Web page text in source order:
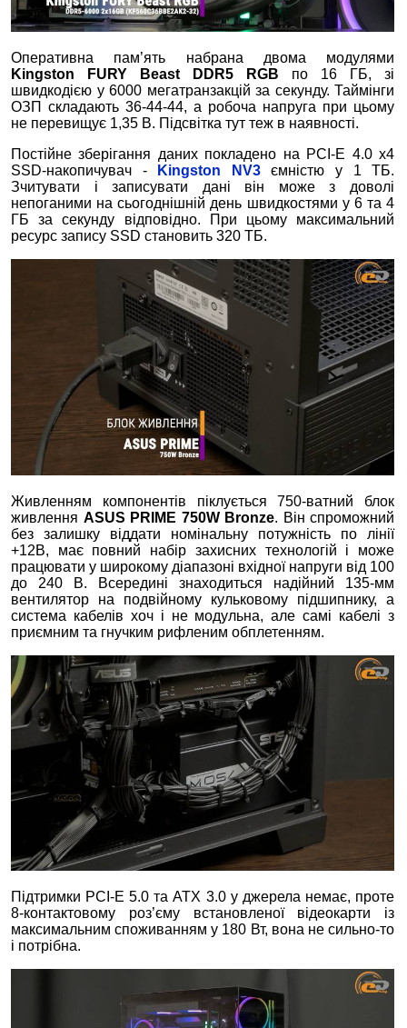
Оперативна пам’ять набрана двома модулями
Kingston FURY Beast DDR5 RGB по 16 ГБ, зі
швидкодією у 6000 мегатранзакцій за секунду. Таймінги
ОЗП складають 36-44-44, а робоча напруга при цьому
не перевищує 1,35 В. Підсвітка тут теж в наявності.
Постійне зберігання даних покладено на PCI-E 4.0 x4
SSD-накопичувач -
Kingston NV3ємністю у 1 ТБ.
Зчитувати і записувати дані він може з доволі
непоганими на сьогоднішній день швидкостями у 6 та 4
ГБ за секунду відповідно. При цьому максимальний
ресурс запису SSD становить 320 ТБ.
Живленням компонентів піклується 750-ватний блок
живлення ASUS PRIME 750W Bronze. Він спроможний
без залишку віддати номінальну потужність по лінії
+12В, має повний набір захисних технологій і може
працювати у широкому діапазоні вхідної напруги від 100
до 240 В. Всередині знаходиться надійний 135-мм
вентилятор на подвійному кульковому підшипнику, а
система кабелів хоч і не модульна, але самі кабелі з
приємним та гнучким рифленим обплетенням.
Підтримки PCI-E 5.0 та ATX 3.0 у джерела немає, проте
8-контактовому роз’єму встановленої відеокарти із
максимальним споживанням у 180 Вт, вона не сильно-то
і потрібна.